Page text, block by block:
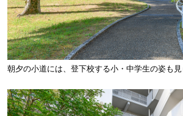
朝夕の小道には、登下校する小・中学生の姿も